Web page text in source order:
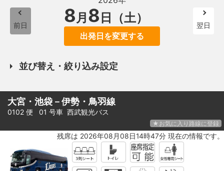
前日 8月 8 日（土）
出発日を変更する
翌日
並び替え・絞り込み設定
大宮・池袋－伊勢・鳥羽線
0102 便 01 号車 西武観光バス
★お気に入り路線に登録
残席は 2026年08月08日14時47分 現在の情報です。